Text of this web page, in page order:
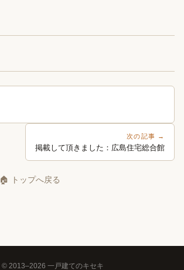
次の記事 →
掲載して頂きました：広島住宅総合館
🏠 トップへ戻る
© 2013–2026 一戸建てのキセキ